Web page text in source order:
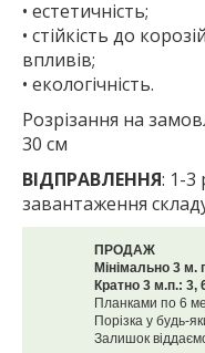
• естетичність;
• стійкість до
впливів;
• екологічність.
Розрізання на
30 см
ВІДПРАВЛЕННЯ: 1-3
завантаження
ПРОДАЖ
Мінімально 3 м.
Кратно 3 м.п.: 3,
Планками по 6
Порізка у будь-
Залишок